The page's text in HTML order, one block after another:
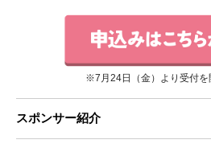
※7月24日（金）より受付を
スポンサー紹介